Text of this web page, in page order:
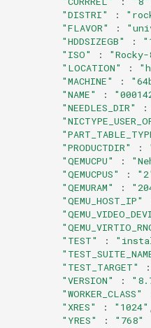
"DISTRI"
:
"FLAVOR"
:
"HDDSIZEGB"
:
"ISO"
:
"LOCATION"
:
"MACHINE"
:
"NAME"
:
"NEEDLES_DIR"
:
"PRODUCTDIR"
:
"QEMUCPU"
:
"QEMUCPUS"
:
"QEMURAM"
:
"QEMU_HOST_IP"
"TEST"
:
"TEST_TARGET"
:
"VERSION"
:
"WORKER_CLASS"
"XRES"
: "1024"
"YRES"
:
"768"